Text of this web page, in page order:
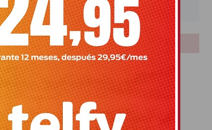
LOTERIAS
Bonoloto
Primitiva
El Gordo
Euromillones
Loteria
Once